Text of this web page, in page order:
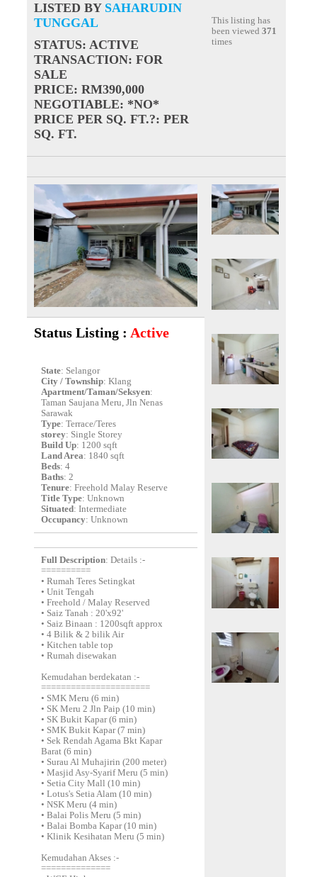
LISTED BY SAHARUDIN
TUNGGAL
STATUS: ACTIVE
TRANSACTION: FOR
SALE
PRICE: RM390,000
NEGOTIABLE: *NO*
PRICE PER SQ. FT.?: PER
SQ. FT.
This listing has
been viewed371
times
Status Listing : Active
State: Selangor
City / Township: Klang
Apartment/Taman/Seksyen:
Taman Saujana Meru, Jln Nenas
Sarawak
Type: Terrace/Teres
storey: Single Storey
Build Up: 1200 sqft
Land Area: 1840 sqft
Beds: 4
Baths: 2
Tenure: Freehold Malay Reserve
Title Type: Unknown
Situated: Intermediate
Occupancy: Unknown
Full Description: Details :-
==========
• Rumah Teres Setingkat
• Unit Tengah
• Freehold / Malay Reserved
• Saiz Tanah : 20'x92'
• Saiz Binaan : 1200sqft approx
• 4 Bilik & 2 bilik Air
• Kitchen table top
• Rumah disewakan
Kemudahan berdekatan :-
======================
• SMK Meru (6 min)
• SK Meru 2 Jln Paip (10 min)
• SK Bukit Kapar (6 min)
• SMK Bukit Kapar (7 min)
• Sek Rendah Agama Bkt Kapar
Barat (6 min)
• Surau Al Muhajirin (200 meter)
• Masjid Asy-Syarif Meru (5 min)
• Setia City Mall (10 min)
• Lotus's Setia Alam (10 min)
• NSK Meru (4 min)
• Balai Polis Meru (5 min)
• Balai Bomba Kapar (10 min)
• Klinik Kesihatan Meru (5 min)
Kemudahan Akses :-
==============